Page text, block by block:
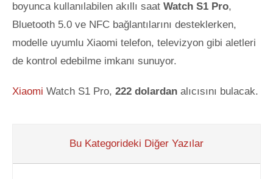
boyunca kullanılabilen akıllı saat Watch S1 Pro,
Bluetooth 5.0 ve NFC bağlantılarını desteklerken,
modelle uyumlu Xiaomi telefon, televizyon gibi aletleri
de kontrol edebilme imkanı sunuyor.
Xiaomi Watch S1 Pro, 222 dolardan alıcısını bulacak.
Bu Kategorideki Diğer Yazılar